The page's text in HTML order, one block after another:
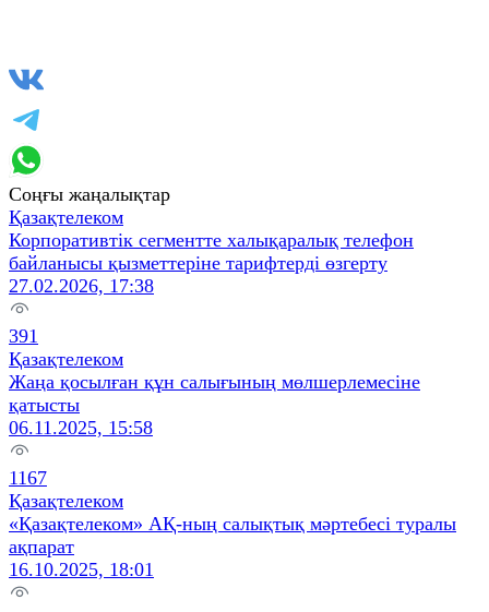
Соңғы жаңалықтар
Қазақтелеком
Корпоративтік сегментте халықаралық телефон
байланысы қызметтеріне тарифтерді өзгерту
27.02.2026, 17:38
391
Қазақтелеком
Жаңа қосылған құн салығының мөлшерлемесіне
қатысты
06.11.2025, 15:58
1167
Қазақтелеком
«Қазақтелеком» АҚ-ның салықтық мәртебесі туралы
ақпарат
16.10.2025, 18:01